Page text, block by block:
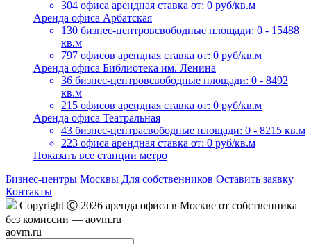
304 офиса арендная ставка от: 0 руб/кв.м
Аренда офиса Арбатская
130 бизнес-центровсвободные площади: 0 - 15488
кв.м
797 офисов арендная ставка от: 0 руб/кв.м
Аренда офиса Библиотека им. Ленина
36 бизнес-центровсвободные площади: 0 - 8492
кв.м
215 офисов арендная ставка от: 0 руб/кв.м
Аренда офиса Театральная
43 бизнес-центрасвободные площади: 0 - 8215 кв.м
223 офиса арендная ставка от: 0 руб/кв.м
Показать все станции метро
Бизнес-центры Москвы Для собственников Оставить заявку
Контакты
Copyright Ⓒ 2026 аренда офиса в Москве от собственника
без комиссии — aovm.ru
aovm.ru